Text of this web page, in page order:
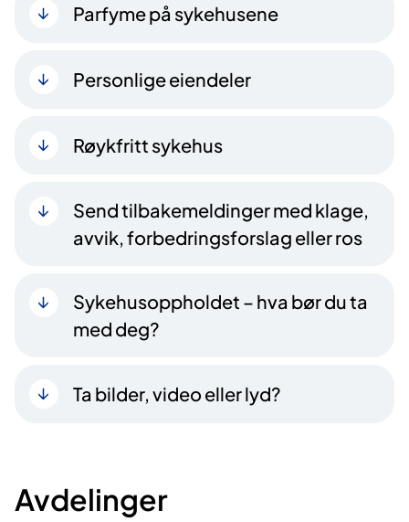
Parfyme på sykehusene
Personlige eiendeler
Røykfritt sykehus
Send tilbakemeldinger med klage,
avvik, forbedringsforslag eller ros
Sykehusoppholdet – hva bør du ta
med deg?
Ta bilder, video eller lyd?
Avdelinger